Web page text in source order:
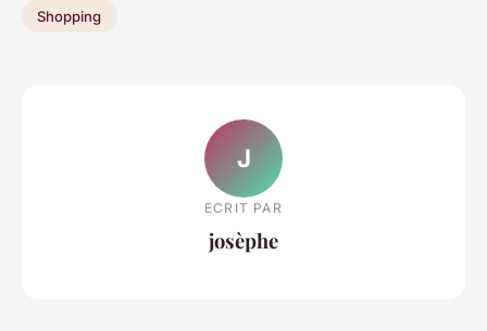
Shopping
J
ECRIT PAR
josèphe